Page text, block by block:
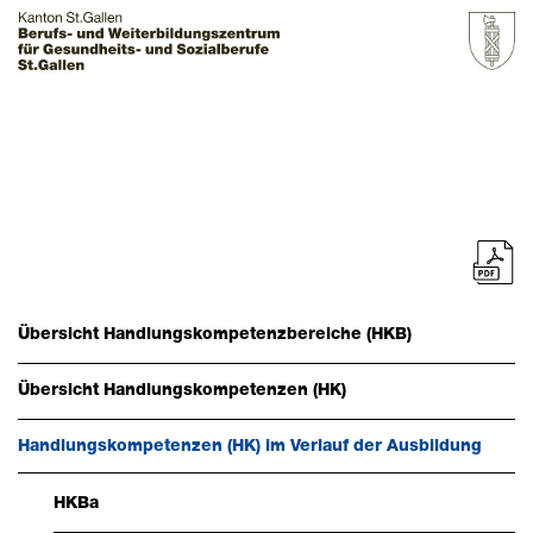
Übersicht Handlungskompetenzbereiche (HKB)
Übersicht Handlungskompetenzen (HK)
Handlungskompetenzen (HK) im Verlauf der Ausbildung
HKBa
Zur Übersicht
Dentalassistentin / Dentalassistent, DA
Fachfrau / Fachmann Betreuung, FABE - Fachrichtung
Menschen mit Beeinträchtigung (MmB), FABB